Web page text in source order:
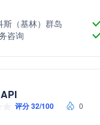
斯（基林）群岛
咨询
评分 32/100 0